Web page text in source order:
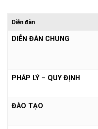
Diễn đàn
DIỄN ĐÀN CHUNG
PHÁP LÝ – QUY ĐỊNH
ĐÀO TẠO